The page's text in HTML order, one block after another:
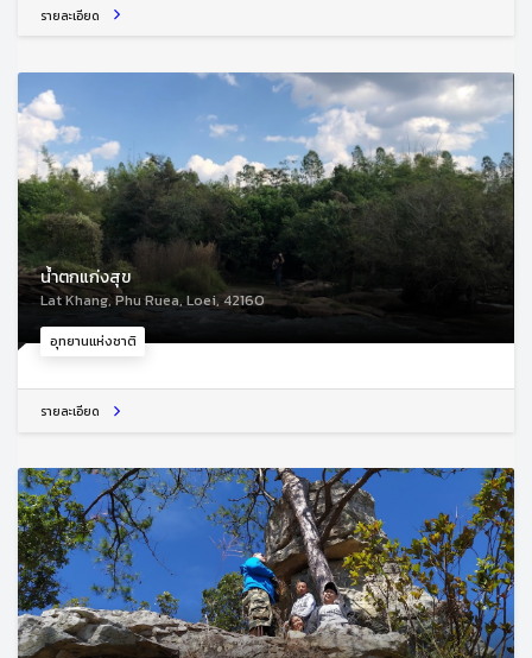
รายละเอียด
อุทยานแห่งชาติ
น้ำตกแก่งสุข
Lat Khang, Phu Ruea, Loei, 42160
รายละเอียด